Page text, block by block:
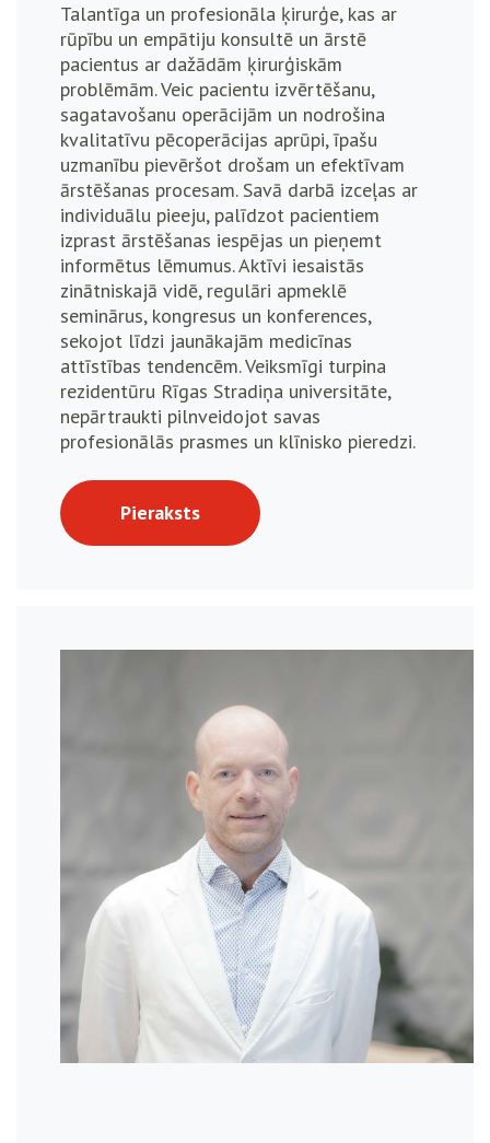
Talantīga un profesionāla ķirurģe, kas ar
rūpību un empātiju konsultē un ārstē
pacientus ar dažādām ķirurģiskām
problēmām. Veic pacientu izvērtēšanu,
sagatavošanu operācijām un nodrošina
kvalitatīvu pēcoperācijas aprūpi, īpašu
uzmanību pievēršot drošam un efektīvam
ārstēšanas procesam. Savā darbā izceļas ar
individuālu pieeju, palīdzot pacientiem
izprast ārstēšanas iespējas un pieņemt
informētus lēmumus. Aktīvi iesaistās
zinātniskajā vidē, regulāri apmeklē
seminārus, kongresus un konferences,
sekojot līdzi jaunākajām medicīnas
attīstības tendencēm. Veiksmīgi turpina
rezidentūru Rīgas Stradiņa universitāte,
nepārtraukti pilnveidojot savas
profesionālās prasmes un klīnisko pieredzi.
Pieraksts